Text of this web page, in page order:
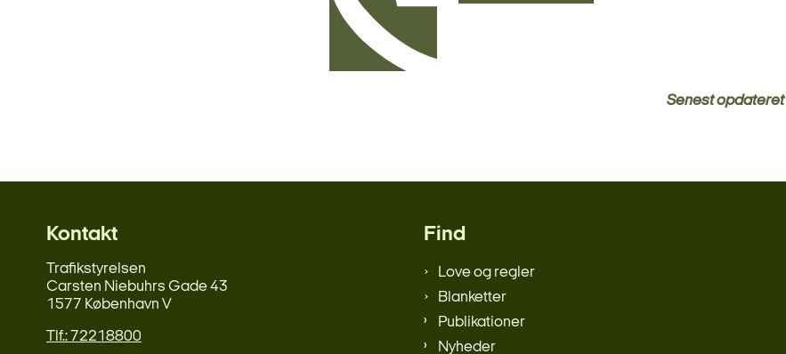
Senest opdateret
Kontakt
Trafikstyrelsen
Carsten Niebuhrs Gade 43
1577 København V
Tlf.: 72218800
Find
Love og regler
Blanketter
Publikationer
Nyheder